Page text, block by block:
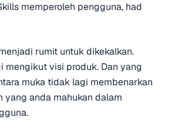
memperoleh pengguna, had
rumit untuk dikekalkan.
mengikut visi produk. Dan yang
muka tidak lagi membenarkan
yang anda mahukan dalam